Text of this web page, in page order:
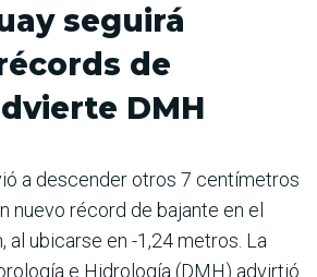
seguirá
de
DMH
a descender otros 7 centímetros
nuevo récord de bajante en el
al ubicarse en -1,24 metros. La
e Hidrología (DMH) advirtió